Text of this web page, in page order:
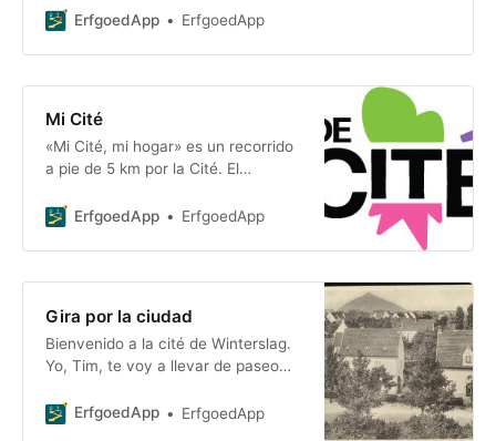
estando profundamente arraigada
ErfgoedApp ErfgoedApp
Mi Cité
«Mi Cité, mi hogar» es un recorrido
a pie de 5 km por la Cité. El
existente de Turismo de Beringen
ErfgoedApp ErfgoedApp
Gira por la ciudad
Bienvenido a la cité de Winterslag.
Yo, Tim, te voy a llevar de paseo
acogedor Winterslag. Yo mismo soy
ErfgoedApp ErfgoedApp